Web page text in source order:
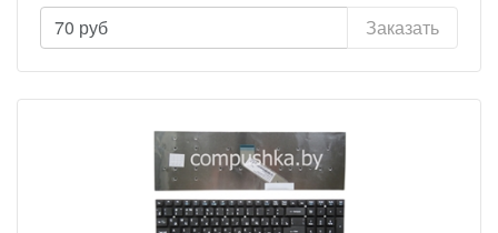
70 руб Заказать